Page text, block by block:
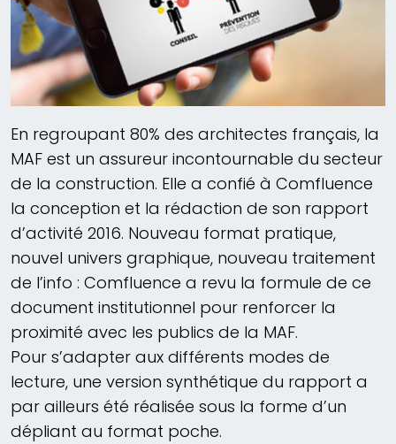
En regroupant 80% des architectes français, la
MAF est un assureur incontournable du secteur
de la construction. Elle a confié à Comfluence
la conception et la rédaction de son rapport
d’activité 2016. Nouveau format pratique,
nouvel univers graphique, nouveau traitement
de l’info : Comfluence a revu la formule de ce
document institutionnel pour renforcer la
proximité avec les publics de la MAF.
Pour s’adapter aux différents modes de
lecture, une version synthétique du rapport a
par ailleurs été réalisée sous la forme d’un
dépliant au format poche.